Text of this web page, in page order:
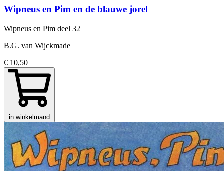
Wipneus en Pim en de blauwe jorel
Wipneus en Pim deel 32
B.G. van Wijckmade
€ 10,50
in winkelmand